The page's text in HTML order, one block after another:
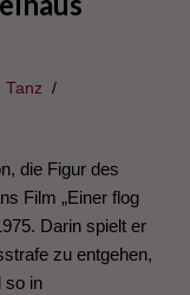
Tanz
die Figur des
Film „Einer flog
Darin spielt er
zu entgehen,
so in